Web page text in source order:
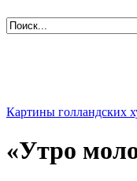
Картины голландских
«Утро